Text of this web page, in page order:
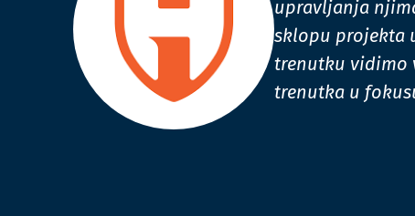
upravljanja
sklopu projekta
trenutku vidimo
trenutka u